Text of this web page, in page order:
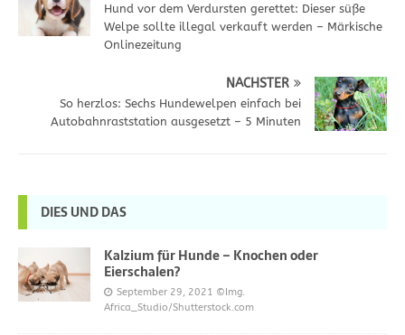
Hund vor dem Verdursten gerettet: Dieser süße
Welpe sollte illegal verkauft werden – Märkische
Onlinezeitung
NÄCHSTER
So herzlos: Sechs Hundewelpen einfach bei
Autobahnraststation ausgesetzt – 5 Minuten
DIES UND DAS
Kalzium für Hunde – Knochen oder
Eierschalen?
September 29, 2021 ©Img.
Africa_Studio/Shutterstock.com